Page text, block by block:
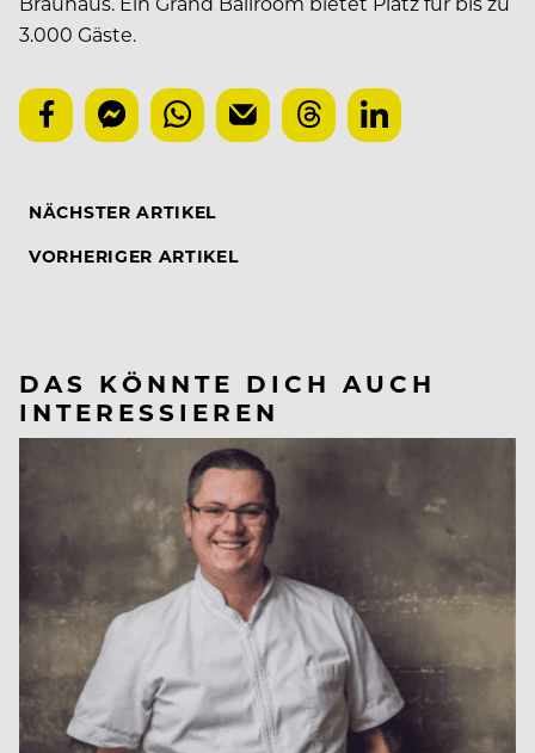
3.000 Gäste.
NÄCHSTER ARTIKEL
VORHERIGER ARTIKEL
DAS KÖNNTE DICH AUCH
INTERESSIEREN